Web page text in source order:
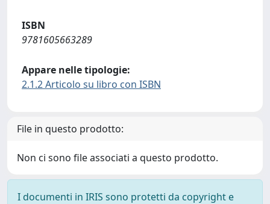
ISBN
9781605663289
Appare nelle tipologie:
2.1.2 Articolo su libro con ISBN
File in questo prodotto:
Non ci sono file associati a questo prodotto.
I documenti in IRIS sono protetti da copyright e